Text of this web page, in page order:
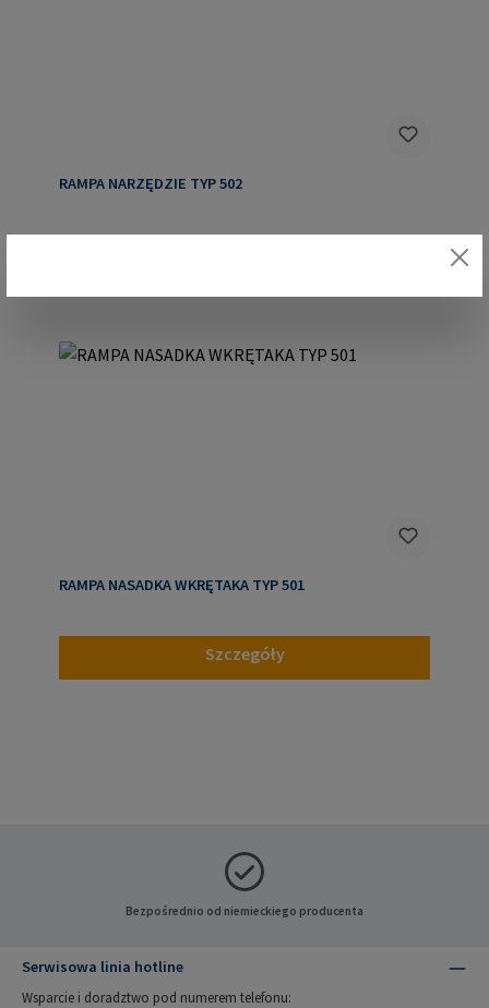
RAMPA NARZĘDZIE TYP 502
RAMPA NASADKA WKRĘTAKA TYP 501
Szczegóły
Bezpośrednio od niemieckiego producenta
Serwisowa linia hotline
Wsparcie i doradztwo pod numerem telefonu: